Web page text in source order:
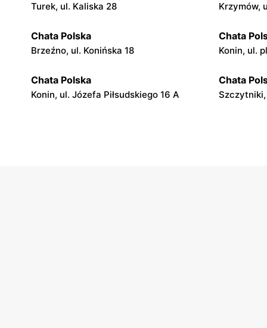
Turek, ul. Kaliska 28 Krzymów,
Chata Polska
Brzeźno, ul. Konińska 18
Chata
Konin, ul.
Chata Polska
Konin, ul. Józefa Piłsudskiego 16 A
Chata